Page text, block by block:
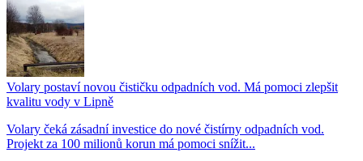
Volary postaví novou čističku odpadních vod. Má pomoci zlepšit
kvalitu vody v Lipně
Volary čeká zásadní investice do nové čistírny odpadních vod.
Projekt za 100 milionů korun má pomoci snížit...